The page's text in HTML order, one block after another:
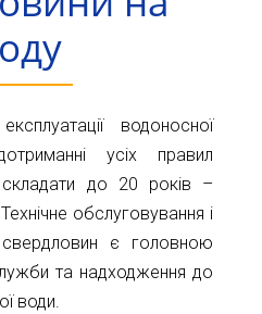
водоносної
усіх правил
до 20 років –
обслуговування і
є головною
та надходження до
води.